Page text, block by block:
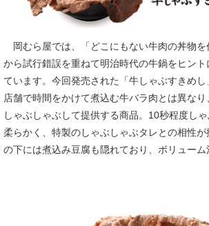
岡むら屋では、「どこにもない牛肉の丼物を
から試行錯誤を重ねて明治時代の牛鍋をヒン
ています。今回発売された「牛しゃぶすきめ
店舗で時間をかけて煮込む牛バラ肉とは異な
しゃぶしゃぶして提供する商品。10秒程度し
柔らかく、特製のしゃぶしゃぶタレとの相性
の下には煮込み豆腐も隠れており、ボリューム